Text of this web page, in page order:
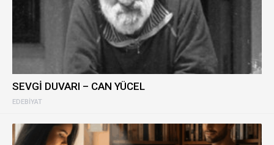
EDEBIYAT
SEVGİ DUVARI – CAN YÜCEL